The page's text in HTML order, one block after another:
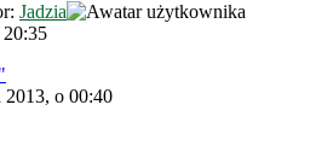
Jadzia
2013, o 00:40